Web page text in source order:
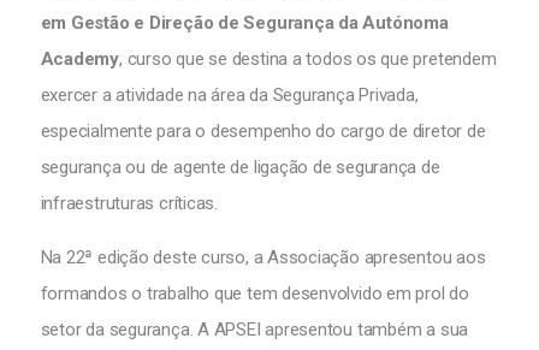
em Gestão e Direção de Segurança da Autónoma
Academy, curso que se destina a todos os que pretendem
exercer a atividade na área da Segurança Privada,
especialmente para o desempenho do cargo de diretor de
segurança ou de agente de ligação de segurança de
infraestruturas críticas.
Na 22ª edição deste curso, a Associação apresentou aos
formandos o trabalho que tem desenvolvido em prol do
setor da segurança. A APSEI apresentou também a sua